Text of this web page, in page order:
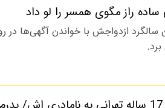
راز مگوی همسر را لو داد
ازدواجش با خواندن آگهی‌ها در